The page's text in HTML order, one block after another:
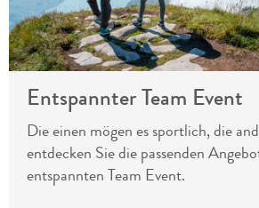
Entspannter Team Event
Die einen mögen es sportlich, die
entdecken Sie die passenden
entspannten Team Event.